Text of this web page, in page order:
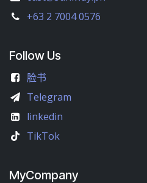
+63 2 7004 0576
Follow Us
脸书
Telegram
linkedin
TikTok
MyCompany